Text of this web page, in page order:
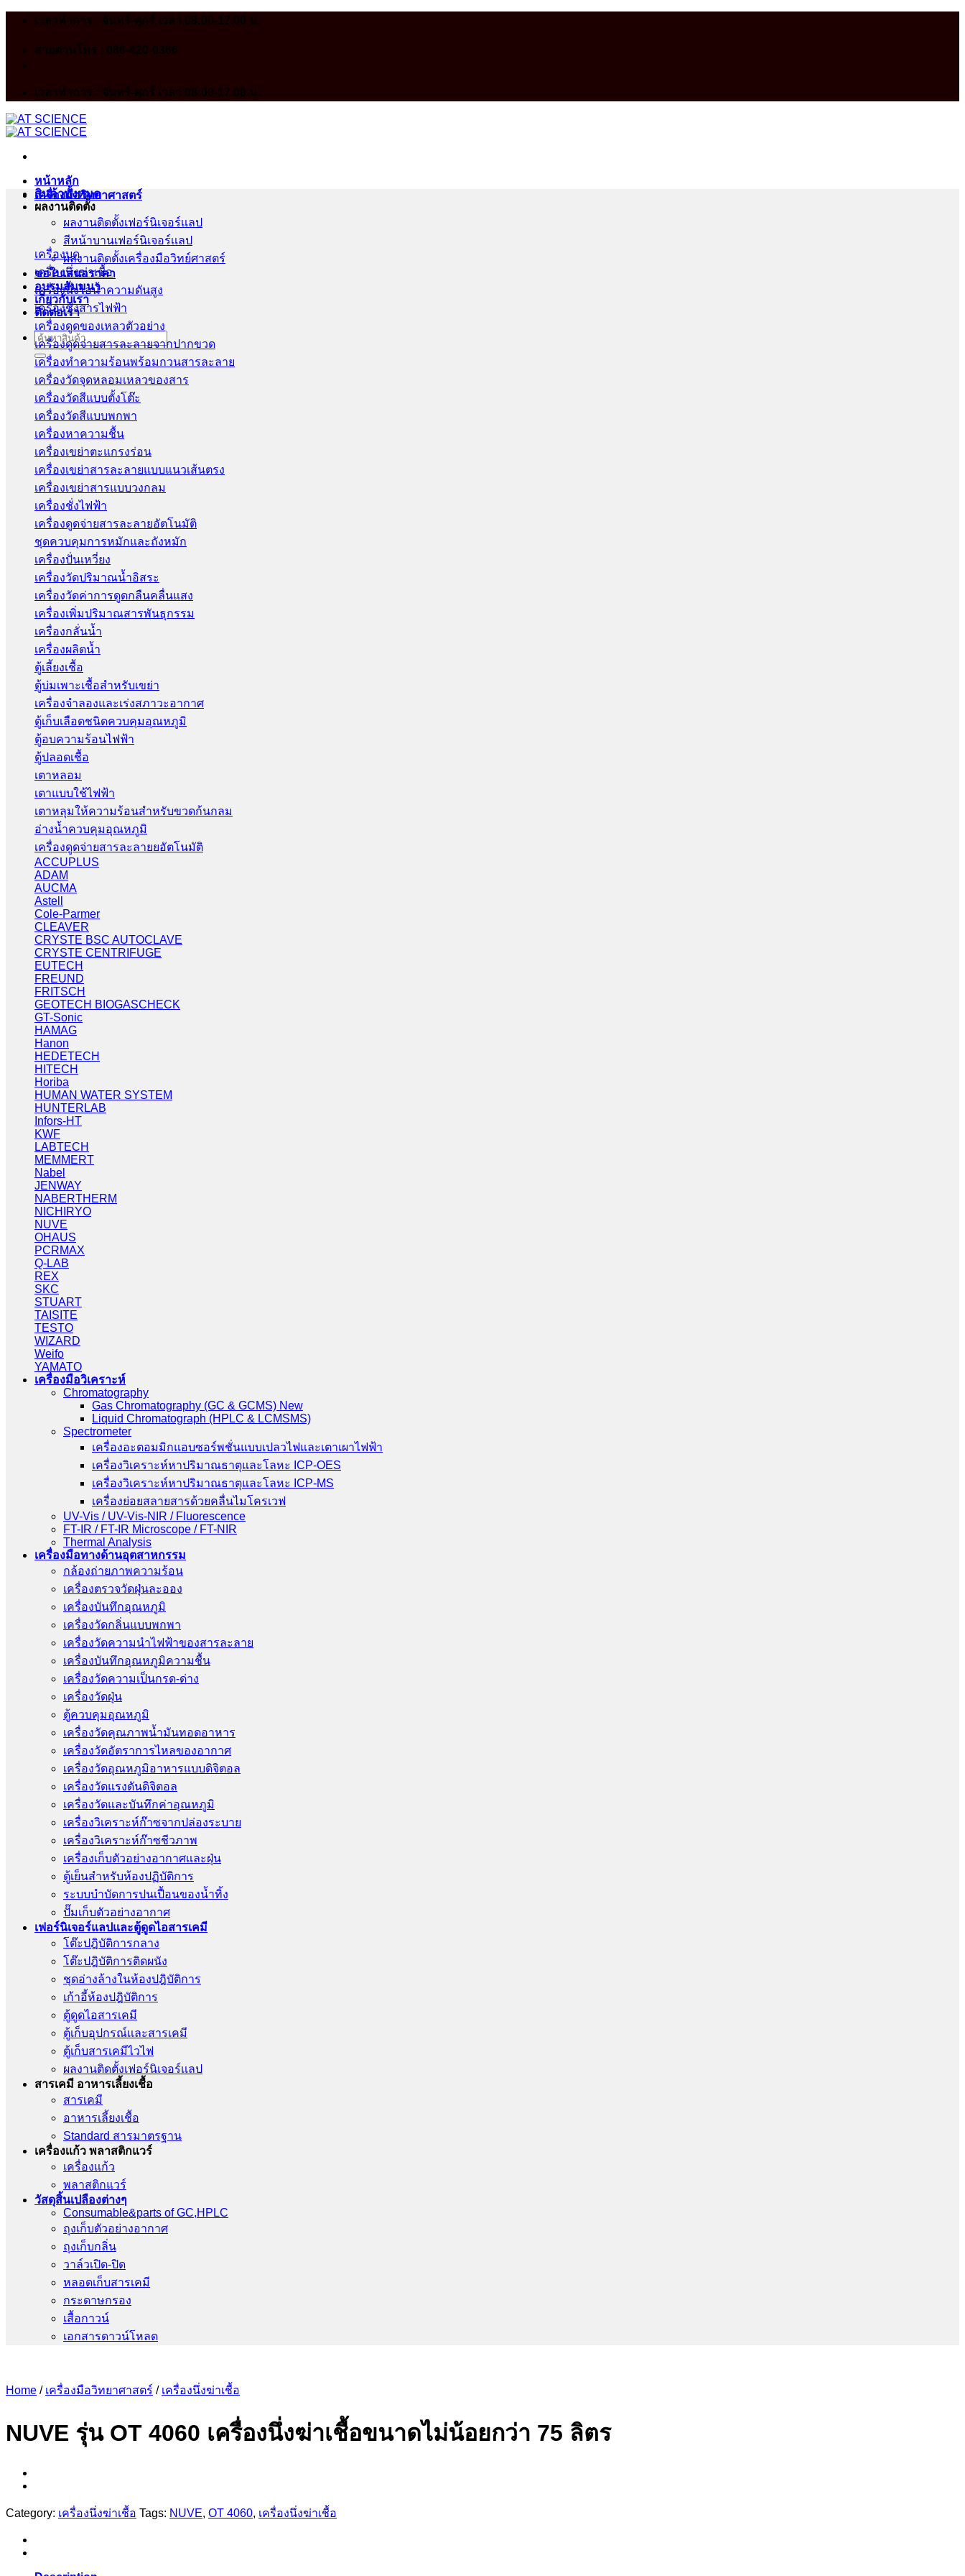
Skip
เวลาทำการ : จันทร์-ศุกร์ เวลา 08:00-17.00 น.
สายด่วนโทร : 086-420-0366
เวลาทำการ : จันทร์-ศุกร์ เวลา 08:00-17.00 น.
หน้าหลัก
สินค้าทั้งหมด
ผลงานติดตั้ง
ผลงานติดตั้งเฟอร์นิเจอร์เเลป
สีหน้าบานเฟอร์นิเจอร์เเลป
ผลงานติดตั้งเครื่องมือวิทย์ศาสตร์
ขอใบเสนอราคา
อบรมสัมมนา
เกี่ยวกับเรา
ติดต่อเรา
Search
for:
เครื่องมือวิทยาศาสตร์
เครื่องบด
เครื่องนึ่งฆ่าเชื้อ
เครื่องนึ่งไอน้ำความดันสูง
เครื่องชั่งสารไฟฟ้า
เครื่องดูดของเหลวตัวอย่าง
เครื่องดูดจ่ายสารละลายจากปากขวด
เครื่องทำความร้อนพร้อมกวนสารละลาย
เครื่องวัดจุดหลอมเหลวของสาร
เครื่องวัดสีแบบตั้งโต๊ะ
เครื่องวัดสีแบบพกพา
เครื่องหาความชื้น
เครื่องเขย่าตะแกรงร่อน
เครื่องเขย่าสารละลายแบบแนวเส้นตรง
เครื่องเขย่าสารแบบวงกลม
เครื่องชั่งไฟฟ้า
เครื่องดูดจ่ายสารละลายอัตโนมัติ
ชุดควบคุมการหมักและถังหมัก
เครื่องปั่นเหวี่ยง
เครื่องวัดปริมาณน้ำอิสระ
เครื่องวัดค่าการดูดกลืนคลื่นแสง
เครื่องเพิ่มปริมาณสารพันธุกรรม
เครื่องกลั่นน้ำ
เครื่องผลิตน้ำ
ตู้เลี้ยงเชื้อ
ตู้บ่มเพาะเชื้อสำหรับเขย่า
เครื่องจำลองและเร่งสภาวะอากาศ
ตู้เก็บเลือดชนิดควบคุมอุณหภูมิ
ตู้อบความร้อนไฟฟ้า
ตู้ปลอดเชื้อ
เตาหลอม
เตาแบบใช้ไฟฟ้า
เตาหลุมให้ความร้อนสำหรับขวดก้นกลม
อ่างน้ำควบคุมอุณหภูมิ
เครื่องดูดจ่ายสารละลายยอัตโนมัติ
ACCUPLUS
ADAM
AUCMA
Astell
Cole-Parmer
CLEAVER
CRYSTE BSC AUTOCLAVE
CRYSTE CENTRIFUGE
EUTECH
FREUND
FRITSCH
GEOTECH BIOGASCHECK
GT-Sonic
HAMAG
Hanon
HEDETECH
HITECH
Horiba
HUMAN WATER SYSTEM
HUNTERLAB
Infors-HT
KWF
LABTECH
MEMMERT
Nabel
JENWAY
NABERTHERM
NICHIRYO
NUVE
OHAUS
PCRMAX
Q-LAB
REX
SKC
STUART
TAISITE
TESTO
WIZARD
Weifo
YAMATO
เครื่องมือวิเคราะห์
Chromatography
Gas Chromatography (GC & GCMS) New
Liquid Chromatograph (HPLC & LCMSMS)
Spectrometer
เครื่องอะตอมมิกแอบซอร์พชั่นแบบเปลวไฟและเตาเผาไฟฟ้า
เครื่องวิเคราะห์หาปริมาณธาตุและโลหะ ICP-OES
เครื่องวิเคราะห์หาปริมาณธาตุและโลหะ ICP-MS
เครื่องย่อยสลายสารด้วยคลื่นไมโครเวฟ
UV-Vis / UV-Vis-NIR / Fluorescence
FT-IR / FT-IR Microscope / FT-NIR
Thermal Analysis
เครื่องมือทางด้านอุตสาหกรรม
กล้องถ่ายภาพความร้อน
เครื่องตรวจวัดฝุ่นละออง
เครื่องบันทึกอุณหภูมิ
เครื่องวัดกลิ่นแบบพกพา
เครื่องวัดความนําไฟฟ้าของสารละลาย
เครื่องบันทึกอุณหภูมิความชื้น
เครื่องวัดความเป็นกรด-ด่าง
เครื่องวัดฝุ่น
ตู้ควบคุมอุณหภูมิ
เครื่องวัดคุณภาพน้ำมันทอดอาหาร
เครื่องวัดอัตราการไหลของอากาศ
เครื่องวัดอุณหภูมิอาหารแบบดิจิตอล
เครื่องวัดแรงดันดิจิตอล
เครื่องวัดและบันทึกค่าอุณหภูมิ
เครื่องวิเคราะห์ก๊าซจากปล่องระบาย
เครื่องวิเคราะห์ก๊าซชีวภาพ
เครื่องเก็บตัวอย่างอากาศเเละฝุ่น
ตู้เย็นสำหรับห้องปฏิบัติการ
ระบบบำบัดการปนเปื้อนของน้ำทิ้ง
ปั๊มเก็บตัวอย่างอากาศ
เฟอร์นิเจอร์แลปและตู้ดูดไอสารเคมี
โต๊ะปฎิบัติการกลาง
โต๊ะปฎิบัติการติดผนัง
ชุดอ่างล้างในห้องปฎิบัติการ
เก้าอี้ห้องปฎิบัติการ
ตู้ดูดไอสารเคมี
ตู้เก็บอุปกรณ์เเละสารเคมี
ตู้เก็บสารเคมีไวไฟ
ผลงานติดตั้งเฟอร์นิเจอร์เเลป
สารเคมี อาหารเลี้ยงเชื้อ
สารเคมี
อาหารเลี้ยงเชื้อ
Standard สารมาตรฐาน
เครื่องเเก้ว พลาสติกแวร์
เครื่องเเก้ว
พลาสติกแวร์
วัสดุสิ้นเปลืองต่างๆ
Consumable&parts of GC,HPLC
ถุงเก็บตัวอย่างอากาศ
ถุงเก็บกลิ่น
วาล์วเปิด-ปิด
หลอดเก็บสารเคมี
กระดาษกรอง
เสื้อกาวน์
เอกสารดาวน์โหลด
Home / เครื่องมือวิทยาศาสตร์ / เครื่องนึ่งฆ่าเชื้อ
NUVE รุ่น OT 4060 เครื่องนึ่งฆ่าเชื้อขนาดไม่น้อยกว่า 75 ลิตร
Category: เครื่องนึ่งฆ่าเชื้อ Tags: NUVE, OT 4060, เครื่องนึ่งฆ่าเชื้อ